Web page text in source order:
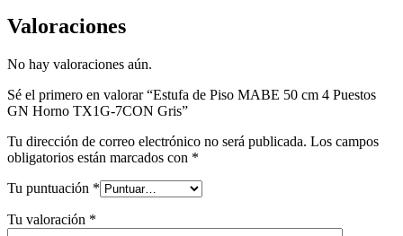
Valoraciones
No hay valoraciones aún.
Sé el primero en valorar “Estufa de Piso MABE 50 cm 4 Puestos
GN Horno TX1G-7CON Gris”
Tu dirección de correo electrónico no será publicada. Los campos
obligatorios están marcados con *
Tu puntuación *
Tu valoración *